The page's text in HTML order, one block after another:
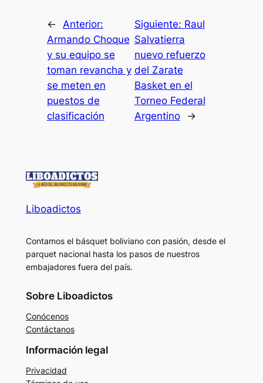
← Anterior:
Armando Choque
y su equipo se
toman revancha y
se meten en
puestos de
clasificación
Siguiente: Raul
Salvatierra
nuevo refuerzo
del Zarate
Basket en el
Torneo Federal
Argentino
→
Liboadictos
Contamos el básquet boliviano con pasión, desde el
parquet nacional hasta los pasos de nuestros
embajadores fuera del país.
Sobre Liboadictos
Conócenos
Contáctanos
Información legal
Privacidad